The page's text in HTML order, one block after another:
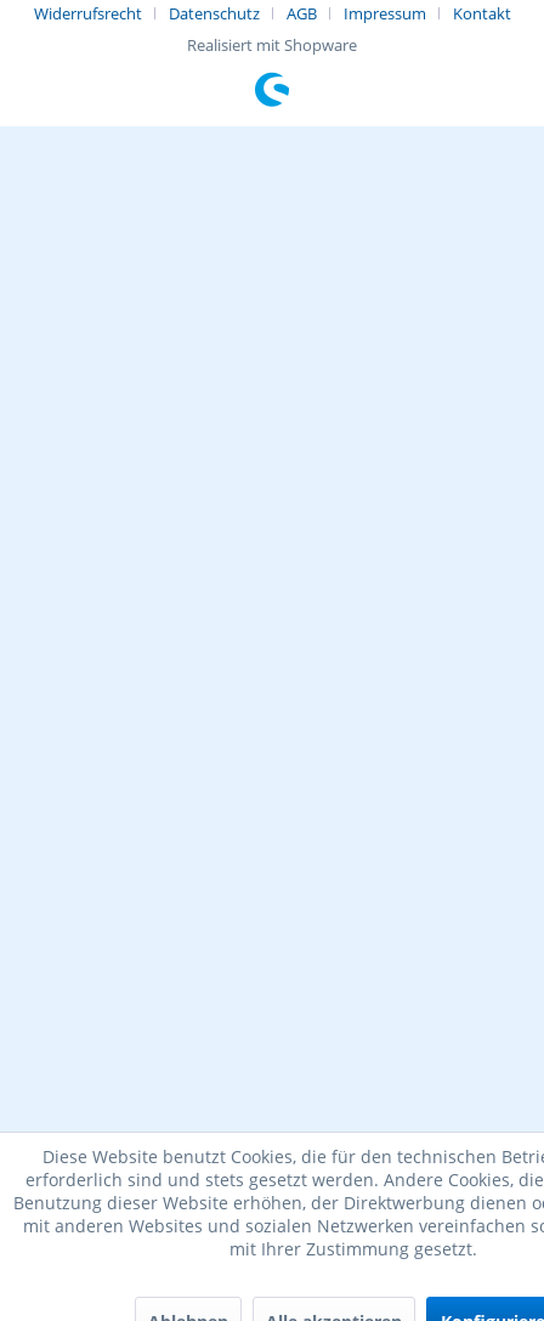
Widerrufsrecht
Datenschutz AGB Impressum
Kontakt
Realisiert mit Shopware
Diese Website benutzt Cookies, die für den technischen
erforderlich sind und stets gesetzt werden. Andere Cookies,
Benutzung dieser Website erhöhen, der Direktwerbung dienen
mit anderen Websites und sozialen Netzwerken vereinfachen
mit Ihrer Zustimmung gesetzt.